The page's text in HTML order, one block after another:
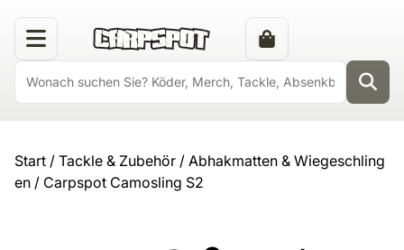
Start / Tackle & Zubehör / Abhakmatten & Wiegeschling
en / Carpspot Camosling S2